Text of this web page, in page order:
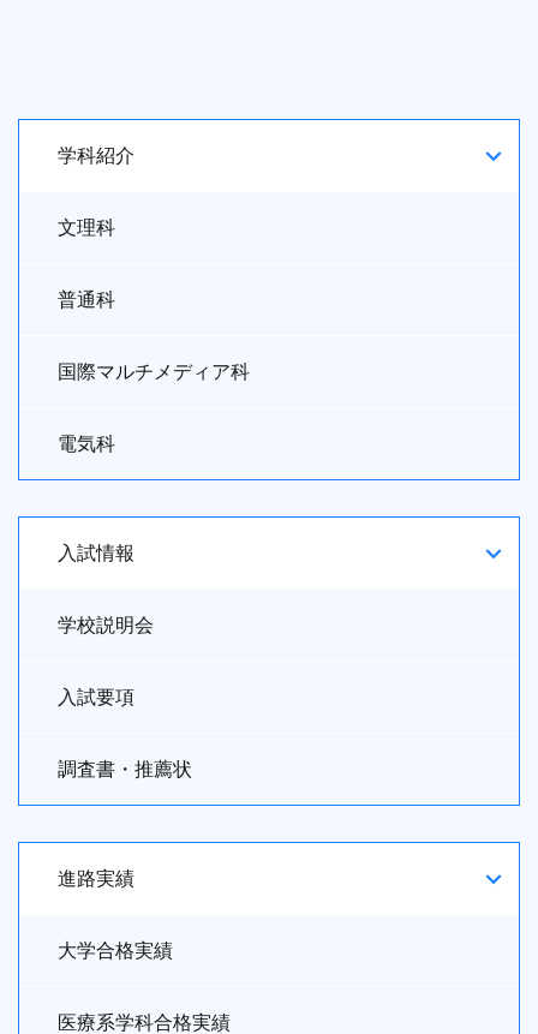
学科紹介
文理科
普通科
国際マルチメディア科
電気科
入試情報
学校説明会
入試要項
調査書・推薦状
進路実績
大学合格実績
医療系学科合格実績